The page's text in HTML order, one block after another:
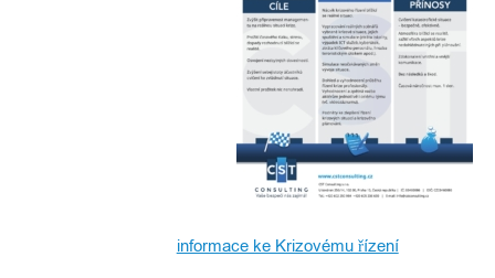
informace ke Krizovému řízení